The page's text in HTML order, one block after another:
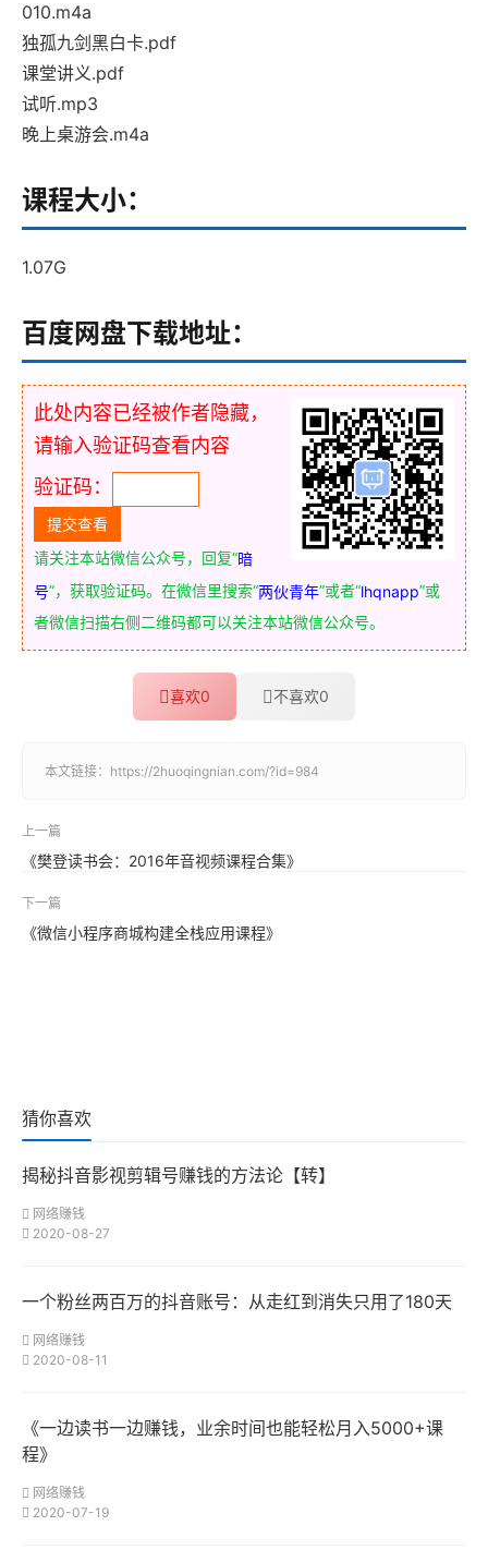
010.m4a
独孤九剑黑白卡.pdf
课堂讲义.pdf
试听.mp3
晚上桌游会.m4a
课程大小：
1.07G
百度网盘下载地址：
此处内容已经被作者隐藏，
请输入验证码查看内容
验证码：
请关注本站微信公众号，回复“暗
号”，获取验证码。在微信里搜索“两伙青年”或者“lhqnapp”或
者微信扫描右侧二维码都可以关注本站微信公众号。
喜欢0 不喜欢0
本文链接： https://2huoqingnian.com/?id=984
上一篇
《樊登读书会：2016年音视频课程合集》
下一篇
《微信小程序商城构建全栈应用课程》
猜你喜欢
揭秘抖音影视剪辑号赚钱的方法论【转】
网络赚钱
2020-08-27
一个粉丝两百万的抖音账号：从走红到消失只用了180天
网络赚钱
2020-08-11
《一边读书一边赚钱，业余时间也能轻松月入5000+课
程》
网络赚钱
2020-07-19